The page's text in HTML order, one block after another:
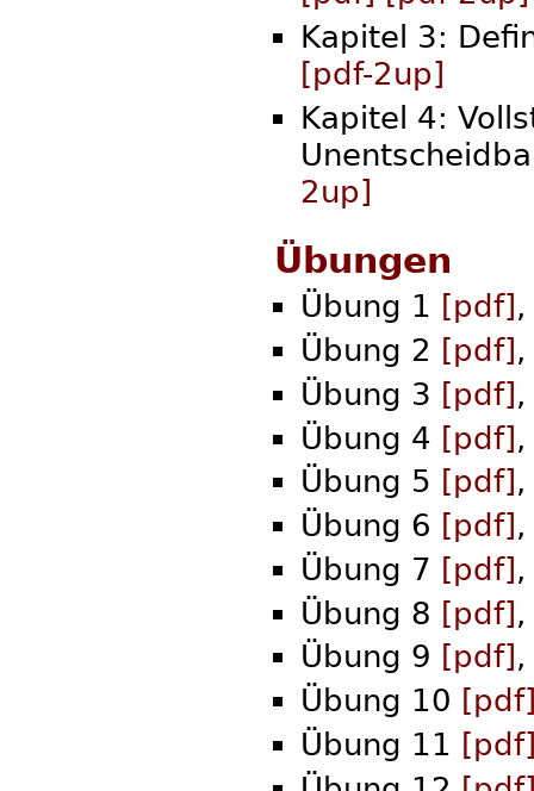
Kapitel 3:
[pdf-2up]
Kapitel 4:
2up]
Übungen
Übung 1 [pdf]
Übung 2 [pdf]
Übung 3 [pdf]
Übung 4 [pdf]
Übung 5 [pdf]
Übung 6 [pdf]
Übung 7 [pdf]
Übung 8 [pdf]
Übung 9 [pdf]
Übung 10
Übung 11